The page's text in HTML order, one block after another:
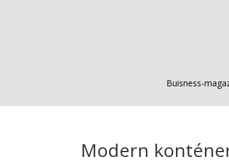
Buisness-
Modern